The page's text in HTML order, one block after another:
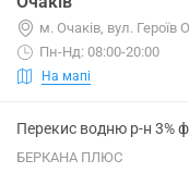
м. Очаків, вул. Героїв
Пн-Нд: 08:00-20:00
На мапі
Перекис водню р-н 3%
БЕРКАНА ПЛЮС